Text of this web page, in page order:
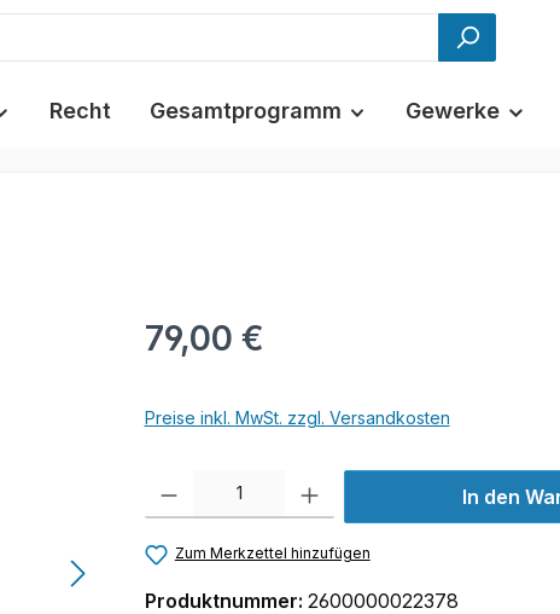
Recht Gesamtprogramm Gewerke
79,00 €
Preise inkl. MwSt. zzgl. Versandkosten
Produkt Anzahl: Gib den gewünschten Wert ein
In den
Zum Merkzettel hinzufügen
Produktnummer: 2600000022378